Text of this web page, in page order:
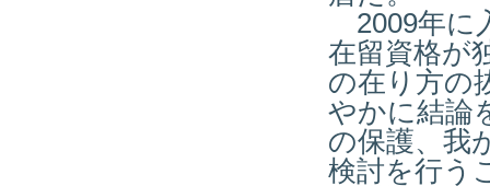
2009年に
在留資格が
の在り方の
やかに結論
の保護、我
検討を行う